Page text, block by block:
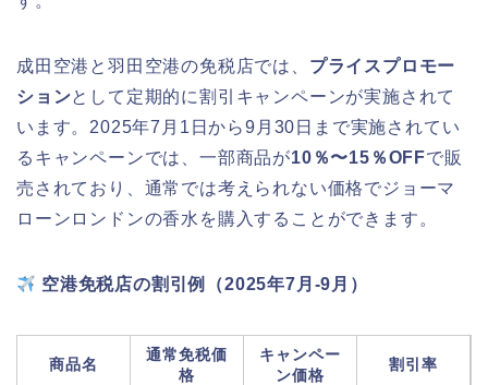
成田空港と羽田空港の免税店では、 プライスプロモー
ションとして定期的に割引キャンペーンが実施されて
います。2025年7月1日から9月30日まで実施されてい
るキャンペーンでは、一部商品が10％〜15％OFFで販
売されており、通常では考えられない価格でジョーマ
ローンロンドンの香水を購入することができます。
空港免税店の割引例（2025年7月-9月）
商品名
通常免税価
格
キャンペー
ン価格
割引率